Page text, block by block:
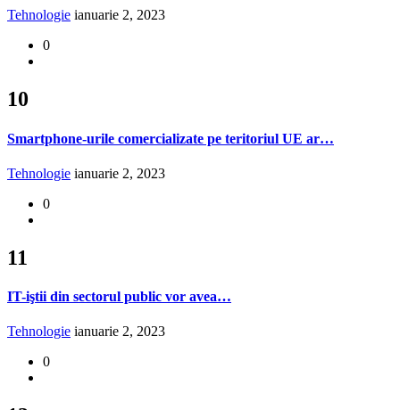
Tehnologie ianuarie 2, 2023
0
10
Smartphone-urile comercializate pe teritoriul UE ar…
Tehnologie ianuarie 2, 2023
0
11
IT-iştii din sectorul public vor avea…
Tehnologie ianuarie 2, 2023
0